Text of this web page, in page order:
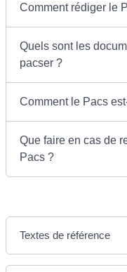
Comment rédiger le
Quels sont les
pacser ?
Comment le Pacs
Que faire en cas de
Pacs ?
Textes de référence